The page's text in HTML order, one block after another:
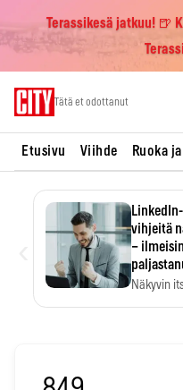
Terassikesä jatkuu! 🍺
Tätä et odottanut
Etusivu Viihde Ruoka
vihjeitä
–
Näkyvin